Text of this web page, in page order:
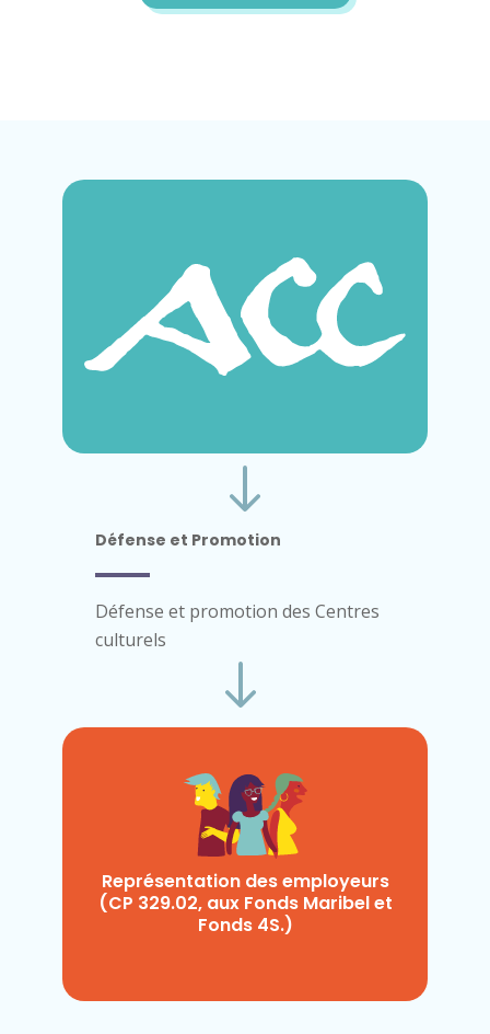
Défense et Promotion
Défense et promotion des Centres
culturels
Représentation des employeurs
(CP 329.02, aux Fonds Maribel et
Fonds 4S.)